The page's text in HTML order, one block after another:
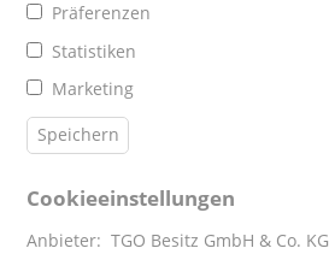
Präferenzen
Statistiken
Marketing
Speichern
Cookieeinstellungen
Anbieter: TGO Besitz GmbH & Co. KG